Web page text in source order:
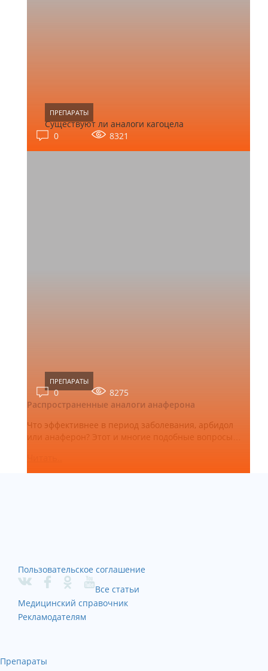
ПРЕПАРАТЫ
Существуют ли аналоги кагоцела
0
8321
ПРЕПАРАТЫ
0
8275
Распространенные аналоги анаферона
Что эффективнее в период заболевания, арбидол
или анаферон? Этот и многие подобные вопросы…
Пользовательское соглашение
Все статьи
Медицинский справочник
Рекламодателям
Препараты